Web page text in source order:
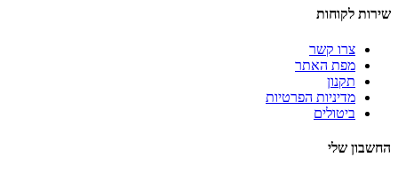
שירות לקוחות
צרו קשר
מפת האתר
תקנון
מדיניות הפרטיות
ביטולים
החשבון שלי